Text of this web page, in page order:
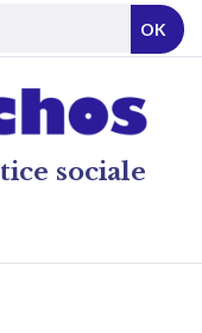
sociale
OK